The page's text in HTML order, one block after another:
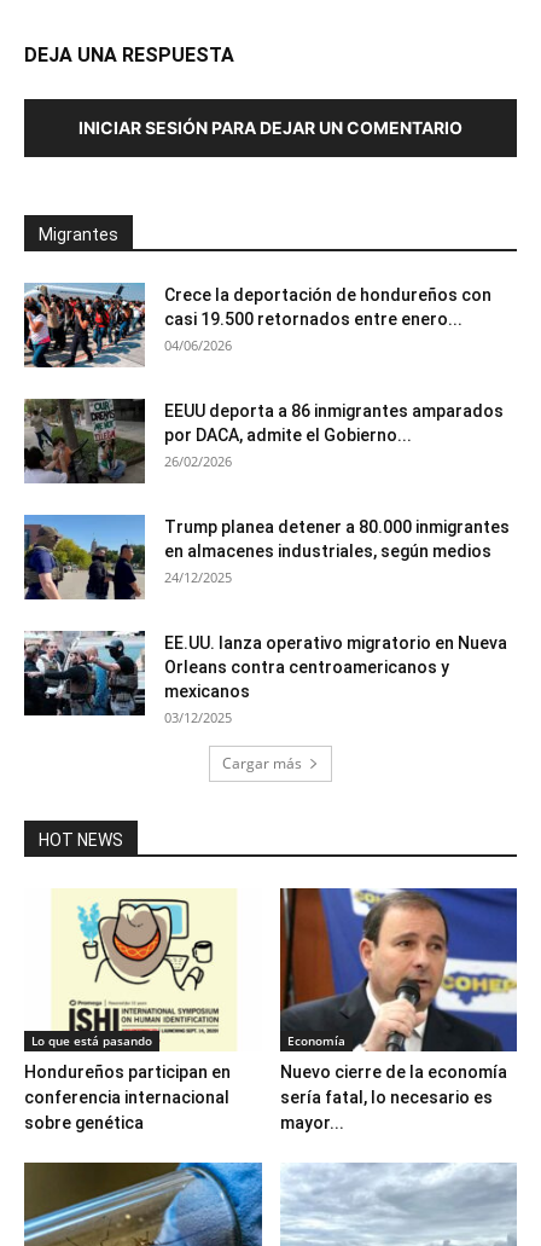
DEJA UNA RESPUESTA
INICIAR SESIÓN PARA DEJAR UN COMENTARIO
Migrantes
Crece la deportación de hondureños con
casi 19.500 retornados entre enero...
04/06/2026
EEUU deporta a 86 inmigrantes amparados
por DACA, admite el Gobierno...
26/02/2026
Trump planea detener a 80.000 inmigrantes
en almacenes industriales, según medios
24/12/2025
EE.UU. lanza operativo migratorio en Nueva
Orleans contra centroamericanos y
mexicanos
03/12/2025
Cargar más
HOT NEWS
Lo que está pasando
Hondureños participan en
conferencia internacional
sobre genética
Economía
Nuevo cierre de la economía
sería fatal, lo necesario es
mayor...